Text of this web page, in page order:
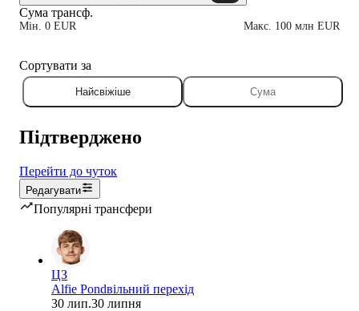
Сума трансф.
Мін. 0 EUR Макс. 100 млн EUR
Сортувати за
Найсвіжіше Сума
Підтверджено
Перейти до чуток
Редагувати
Популярні трансфери
ЦЗ
Alfie Pondвільний перехід
30 лип.30 липня